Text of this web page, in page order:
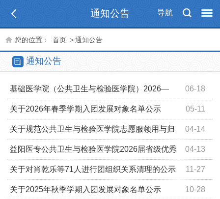
导航
通知公告
您的位置： 首页 >通知公告
通知公告
06-18
基础医学院（公共卫生与检验医学院）2026—
2027学年第1学期教材选用公示 05-11
关于2026年春季学期入团发展对象名单公示
04-14
关于规范公共卫生与检验医学院志愿服领用与归
还管理的通知 04-13
益阳医专公共卫生与检验医学院2026届省级优秀
毕业生和创新创业优秀毕业生名单公示 11-27
关于对肖乾乐等71人进行团组织关系清理的公示
10-28
关于2025年秋季学期入团发展对象名单公示